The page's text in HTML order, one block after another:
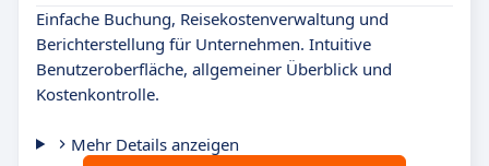
Einfache Buchung, Reisekostenverwaltung und
Berichterstellung für Unternehmen. Intuitive
Benutzeroberfläche, allgemeiner Überblick und
Kostenkontrolle.
Mehr Details anzeigen